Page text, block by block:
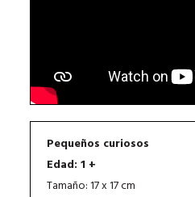
Pequeños curiosos
Edad: 1 +
Tamaño: 17 x 17 cm